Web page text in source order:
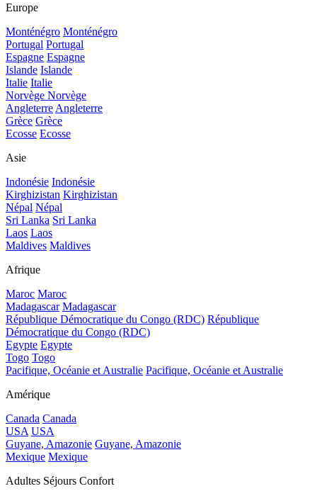
Europe
Monténégro Monténégro
Portugal Portugal
Espagne Espagne
Islande Islande
Italie Italie
Norvège Norvège
Angleterre Angleterre
Grèce Grèce
Ecosse Ecosse
Asie
Indonésie Indonésie
Kirghizistan Kirghizistan
Népal Népal
Sri Lanka Sri Lanka
Laos Laos
Maldives Maldives
Afrique
Maroc Maroc
Madagascar Madagascar
République Démocratique du Congo (RDC) République
Démocratique du Congo (RDC)
Egypte Egypte
Togo Togo
Pacifique, Océanie et Australie Pacifique, Océanie et Australie
Amérique
Canada Canada
USA USA
Guyane, Amazonie Guyane, Amazonie
Mexique Mexique
Adultes Séjours Confort